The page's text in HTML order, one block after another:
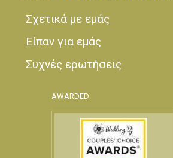
Σχετικά με εμάς
Είπαν για εμάς
Συχνές ερωτήσεις
AWARDED